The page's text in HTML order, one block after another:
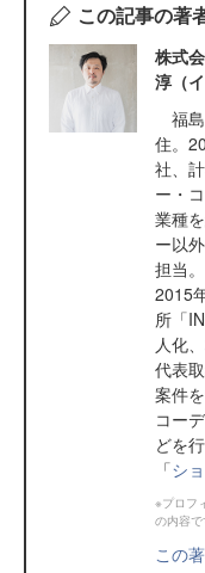
この記事の著
株式
淳（
福
住。
社、
ー・
業種
ー以
担当。
2015
所「
人化、
代表
案件
コー
どを
「シ
※プロフ
の内容
この